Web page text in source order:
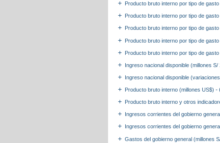
Producto bruto interno por tipo de
Producto bruto interno por tipo de
Producto bruto interno por tipo de
Producto bruto interno por tipo de
Producto bruto interno por tipo de
Ingreso nacional disponible (millones
Ingreso nacional disponible
Producto bruto interno (millones US$) -
Producto bruto interno y otros
Ingresos corrientes del gobierno
Ingresos corrientes del gobierno
Gastos del gobierno general (millones